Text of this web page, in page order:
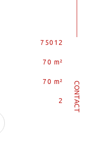
CONTACT
75012
70 m²
70 m²
2